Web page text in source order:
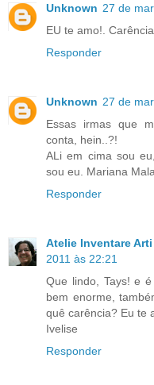
Unknown 27 de
EU te amo!.
Responder
Unknown 27 de
Essas irmas que
conta, hein..?!
ALi em cima sou
sou eu. Mariana Mala.
Responder
Atelie Inventare
2011 às 22:21
Que lindo, Tays! e
bem enorme,
quê carência? Eu te
Ivelise
Responder